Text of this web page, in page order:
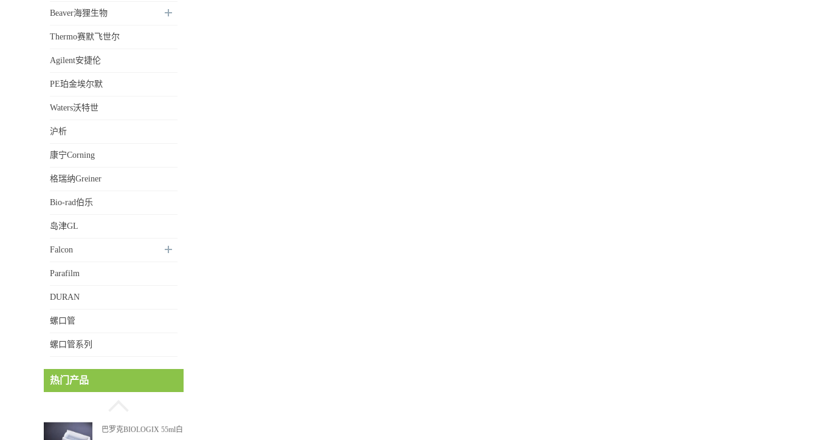
Beaver海狸生物
Thermo赛默飞世尔
Agilent安捷伦
PE珀金埃尔默
Waters沃特世
沪析
康宁Corning
格瑞纳Greiner
Bio-rad伯乐
岛津GL
Falcon
Parafilm
DURAN
螺口管
螺口管系列
热门产品
MUCU 2mL透明可站立管
巴罗克BIOLOGIX 55ml白